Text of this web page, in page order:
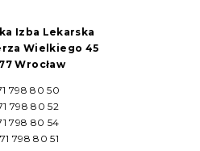
Izba Lekarska
Wielkiego 45
Wrocław
798 80 50
798 80 52
798 80 54
798 80 51